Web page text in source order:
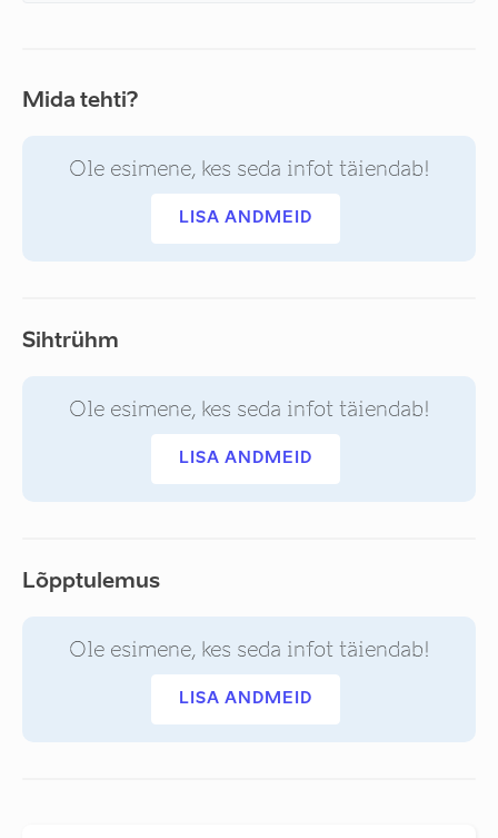
Mida tehti?
Ole esimene, kes seda infot täiendab!
LISA ANDMEID
Sihtrühm
Ole esimene, kes seda infot täiendab!
LISA ANDMEID
Lõpptulemus
Ole esimene, kes seda infot täiendab!
LISA ANDMEID